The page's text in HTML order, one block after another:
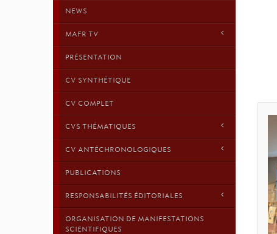
NEWS
MAFR TV
PRÉSENTATION
CV SYNTHÉTIQUE
CV COMPLET
CVS THÉMATIQUES
CV ANTÉCHRONOLOGIQUES
PUBLICATIONS
RESPONSABILITÉS ÉDITORIALES
ORGANISATION DE MANIFESTATIONS
SCIENTIFIQUES